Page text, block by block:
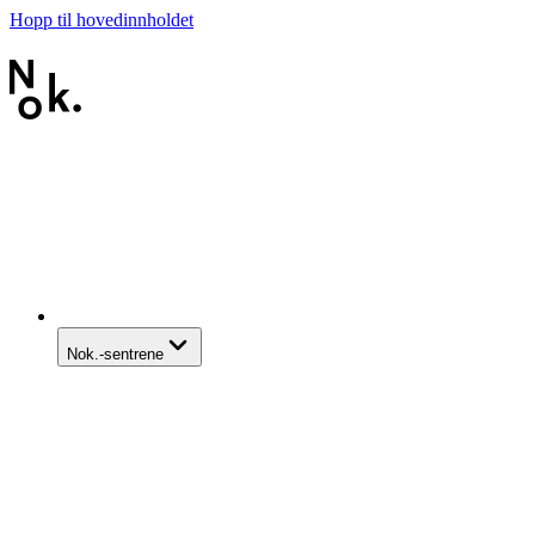
Hopp til hovedinnholdet
Nok.-sentrene